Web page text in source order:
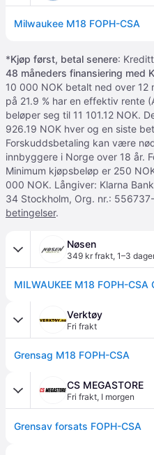
Milwaukee M18 FOPH-CSA
*Kjøp først, betal senere:
48 måneders finansiering med
10 000 NOK betalt ned over 12
på 21.9 % har en effektiv rente
beløper seg til 11 101.12 NOK.
926.19 NOK hver og en siste
Forskuddsbetaling kan være
innbyggere i Norge over 18 år.
Minimum kjøpsbeløp er 250
000 NOK. Långiver: Klarna
34 Stockholm, Org. nr.:
betingelser.
Nøsen
349 kr frakt, 1–3
Verktøy
Fri frakt
Grensag M18 FOPH-CSA
CS MEGASTORE
Fri frakt, I morgen
Grensav forsats FOPH-CSA